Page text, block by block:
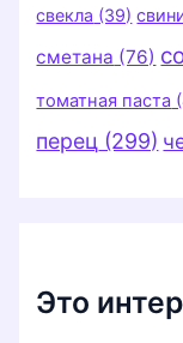
свекла (39)
сметана (76)
томатная паста
перец (299)
Это